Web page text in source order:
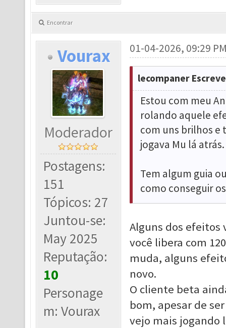
Encontrar
Vourax
Moderador
Postagens:
151
Tópicos: 27
Juntou-se:
May 2025
Reputação:
10
Personage
m: Vourax
01-04-2026, 09:29
lecompaner
Estou com meu
rolando aquele
com uns brilhos e
jogava Mu lá atrás.
Tem algum guia
como conseguir
Alguns dos efeitos
você libera com
muda, alguns
novo.
O cliente beta
bom, apesar de
vejo mais jogando